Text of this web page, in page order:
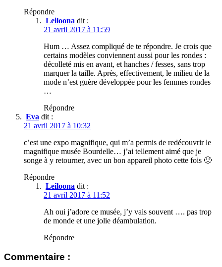
Répondre
Leiloona dit :
21 avril 2017 à 11:59
Hum … Assez compliqué de te répondre. Je crois que
certains modèles conviennent aussi pour les rondes :
décolleté mis en avant, et hanches / fesses, sans trop
marquer la taille. Après, effectivement, le milieu de la
mode n’est guère développée pour les femmes rondes
…
Répondre
Eva dit :
21 avril 2017 à 10:32
c’est une expo magnifique, qui m’a permis de redécouvrir le
magnifique musée Bourdelle… j’ai tellement aimé que je
songe à y retourner, avec un bon appareil photo cette fois 🙂
Répondre
Leiloona dit :
21 avril 2017 à 11:52
Ah oui j’adore ce musée, j’y vais souvent …. pas trop
de monde et une jolie déambulation.
Répondre
Commentaire :